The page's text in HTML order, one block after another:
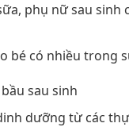
phụ nữ sau sinh
bé có nhiều trong
sau sinh
dưỡng từ các